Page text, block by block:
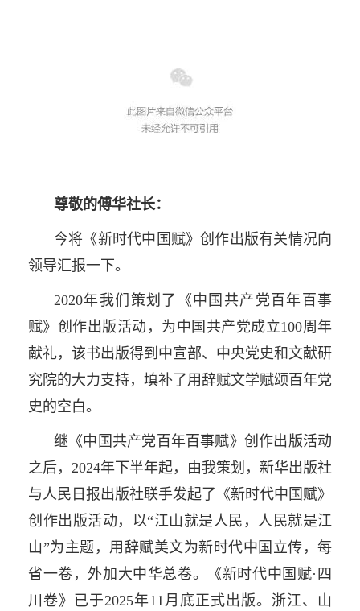
尊敬的傅华社长：
今将《新时代中国赋》创作出版有关情况向
领导汇报一下。
2020年我们策划了《中国共产党百年百事
赋》创作出版活动，为中国共产党成立100周年
献礼，该书出版得到中宣部、中央党史和文献研
究院的大力支持，填补了用辞赋文学赋颂百年党
史的空白。
继《中国共产党百年百事赋》创作出版活动
之后，2024年下半年起，由我策划，新华出版社
与人民日报出版社联手发起了《新时代中国赋》
创作出版活动，以“江山就是人民，人民就是江
山”为主题，用辞赋美文为新时代中国立传，每
省一卷，外加大中华总卷。《新时代中国赋·四
川卷》已于2025年11月底正式出版。浙江、山